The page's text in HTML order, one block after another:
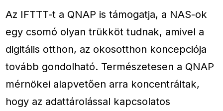
Az IFTTT-t a QNAP is támogatja, a NAS-ok
egy csomó olyan trükköt tudnak, amivel a
digitális otthon, az okosotthon koncepciója
tovább gondolható. Természetesen a QNAP
mérnökei alapvetően arra koncentráltak,
hogy az adattárolással kapcsolatos